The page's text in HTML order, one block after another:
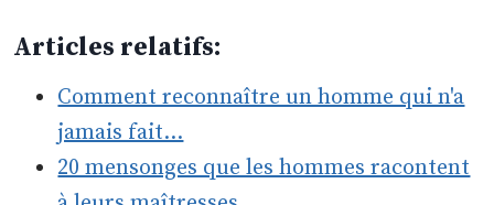
Articles relatifs:
Comment reconnaître un homme qui n'a
jamais fait…
20 mensonges que les hommes racontent